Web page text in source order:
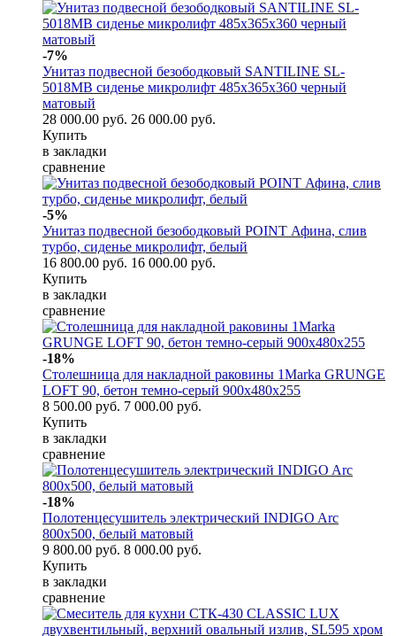
-7%
Унитаз подвесной безободковый SANTILINE SL-
5018MB сиденье микролифт 485х365x360 черный
матовый
28 000.00 руб. 26 000.00 руб.
Купить
в закладки
сравнение
-5%
Унитаз подвесной безободковый POINT Афина, слив
турбо, сиденье микролифт, белый
16 800.00 руб. 16 000.00 руб.
Купить
в закладки
сравнение
-18%
Столешница для накладной раковины 1Marka GRUNGE
LOFT 90, бетон темно-серый 900х480х255
8 500.00 руб. 7 000.00 руб.
Купить
в закладки
сравнение
-18%
Полотенцесушитель электрический INDIGO Arc
800x500, белый матовый
9 800.00 руб. 8 000.00 руб.
Купить
в закладки
сравнение